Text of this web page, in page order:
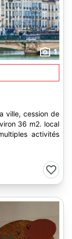
1
de
activités